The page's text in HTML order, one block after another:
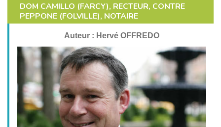
DOM CAMILLO (FARCY), RECTEUR, CONTRE
PEPPONE (FOLVILLE), NOTAIRE
Auteur : Hervé OFFREDO